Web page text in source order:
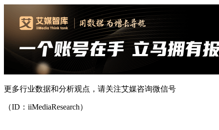
更多行业数据和分析观点，请关注艾媒咨询微信号
（ID：iiMediaResearch）